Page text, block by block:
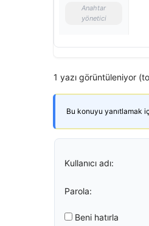
Anahtar
yönetici
1 yazı görüntüleniyor
Bu konuyu yanıtlamak
Kullanıcı adı:
Parola:
Beni hatırla